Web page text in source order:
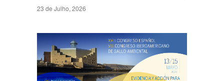
23 de Julho, 2026